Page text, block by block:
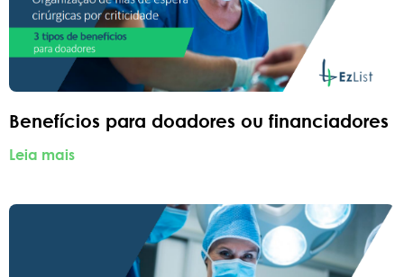
Benefícios para doadores ou financiadores
Leia mais